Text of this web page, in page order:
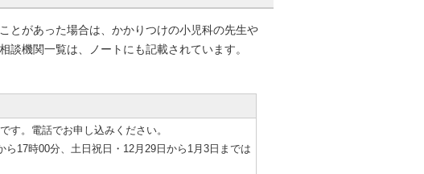
とがあった場合は、かかりつけの小児科の先生や
機関一覧は、ノートにも記載されています。
す。電話でお申し込みください。
ら17時00分、土日祝日・12月29日から1月3日までは